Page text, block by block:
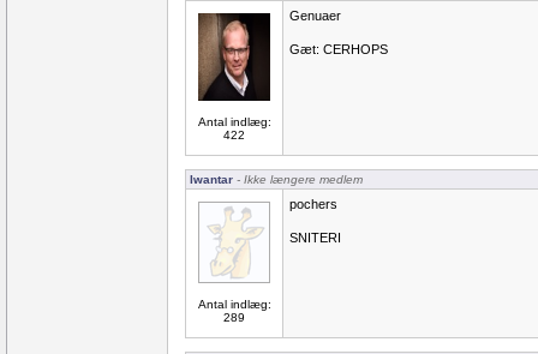
Antal indlæg:
422
Genuaer
Gæt: CERHOPS
Iwantar - Ikke længere medlem
Antal indlæg:
289
pochers
SNITERI